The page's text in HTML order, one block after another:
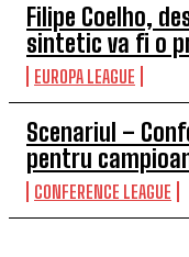
Filipe Coelho,
sintetic va fi o
EUROPA LEAGUE
Scenariul –
pentru
CONFERENCE LEAGUE